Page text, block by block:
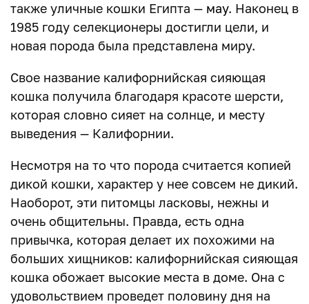
также уличные кошки Египта — мау. Наконец в
1985 году селекционеры достигли цели, и
новая порода была представлена миру.
Свое название калифорнийская сияющая
кошка получила благодаря красоте шерсти,
которая словно сияет на солнце, и месту
выведения — Калифорнии.
Несмотря на то что порода считается копией
дикой кошки, характер у нее совсем не дикий.
Наоборот, эти питомцы ласковы, нежны и
очень общительны. Правда, есть одна
привычка, которая делает их похожими на
больших хищников: калифорнийская сияющая
кошка обожает высокие места в доме. Она с
удовольствием проведет половину дня на